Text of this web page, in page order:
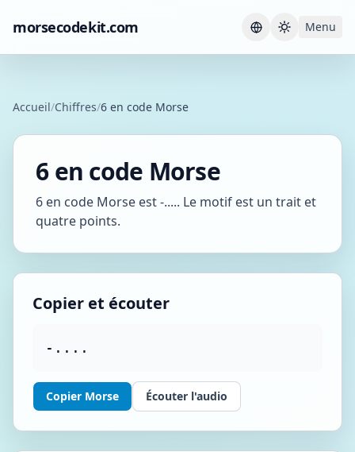
morsecodekit.com Current
Menu
Accueil/Chiffres/6 en code Morse
6 en code Morse
6 en code Morse est -..... Le motif est un trait et
quatre points.
Copier et écouter
-....
Copier Morse Écouter l'audio